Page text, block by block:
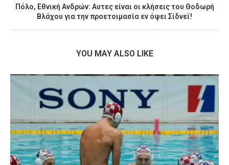
Πόλο, Εθνική Ανδρών: Αυτες είναι οι κλήσεις του Θοδωρή
Βλάχου για την προετοιμασία εν όψει Σίδνεϊ!
YOU MAY ALSO LIKE